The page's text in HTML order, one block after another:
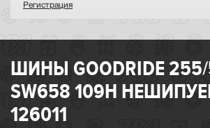
Регистрация
ШИНЫ GOODRIDE
SW658 109H
126011